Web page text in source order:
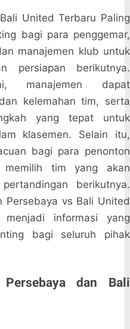
United Terbaru Paling
bagi para penggemar,
manajemen klub untuk
persiapan berikutnya.
manajemen dapat
kelemahan tim, serta
yang tepat untuk
klasemen. Selain itu,
bagi para penonton
memilih tim yang akan
berikutnya.
Persebaya vs Bali United
informasi yang
bagi seluruh pihak
Persebaya dan Bali